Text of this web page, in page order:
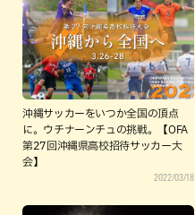
沖縄サッカーをいつか全国の頂点
に。ウチナーンチュの挑戦。【OFA
第27回沖縄県高校招待サッカー大
会】
2022/03/18